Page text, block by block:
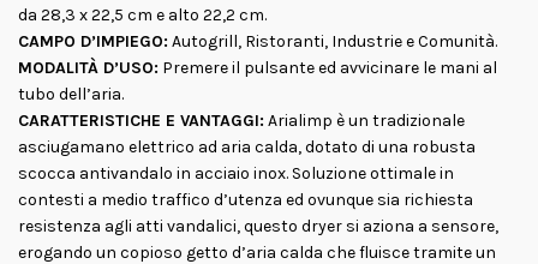
da 28,3 x 22,5 cm e alto 22,2 cm.
CAMPO D’IMPIEGO: Autogrill, Ristoranti, Industrie e Comunità.
MODALITÀ D’USO: Premere il pulsante ed avvicinare le mani al
tubo dell’aria.
CARATTERISTICHE E VANTAGGI: Arialimp è un tradizionale
asciugamano elettrico ad aria calda, dotato di una robusta
scocca antivandalo in acciaio inox. Soluzione ottimale in
contesti a medio traffico d’utenza ed ovunque sia richiesta
resistenza agli atti vandalici, questo dryer si aziona a sensore,
erogando un copioso getto d’aria calda che fluisce tramite un